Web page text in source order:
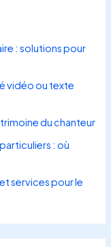
: solutions pour
vidéo ou texte
du chanteur
: où
services pour le